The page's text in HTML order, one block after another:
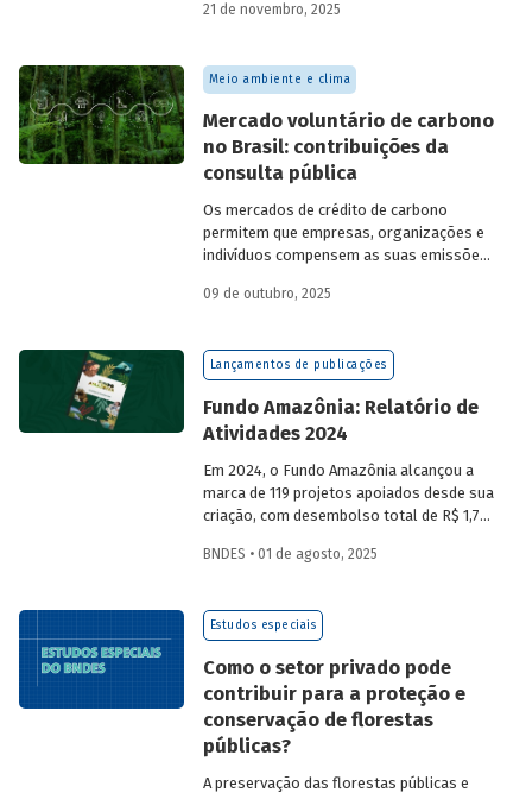
em vista a urgência cada vez maior do
as discussões das mesas de negociações
saiam do discurso e resultem em
compromissos, planos de ações e metas,
com prazos e recursos definidos.
21 de novembro, 2025
Meio ambiente e clima
Mercado voluntário de carbono
no Brasil: contribuições da
consulta pública
Os mercados de crédito de carbono
permitem que empresas, organizações e
indivíduos compensem as suas emissões
por projetos de redução de emissões
MMA realizaram uma consulta pública
sobre a certificação de carbono no
contribuições da sociedade civil,
especialistas e entidades do setor
visando avaliar os desafios e
oportunidades desse mercado. Conheça
os resultados.
09 de outubro, 2025
Lançamentos de publicações
Fundo Amazônia: Relatório de
Atividades 2024
Em 2024, o Fundo Amazônia alcançou a
marca de 119 projetos apoiados desde sua
criação, com desembolso total de R$ 1,76
sua atuação e os projetos estão reunidas
BNDES • 01 de agosto, 2025
Estudos especiais
Como o setor privado pode
contribuir para a proteção e
conservação de florestas
públicas?
A preservação das florestas públicas e